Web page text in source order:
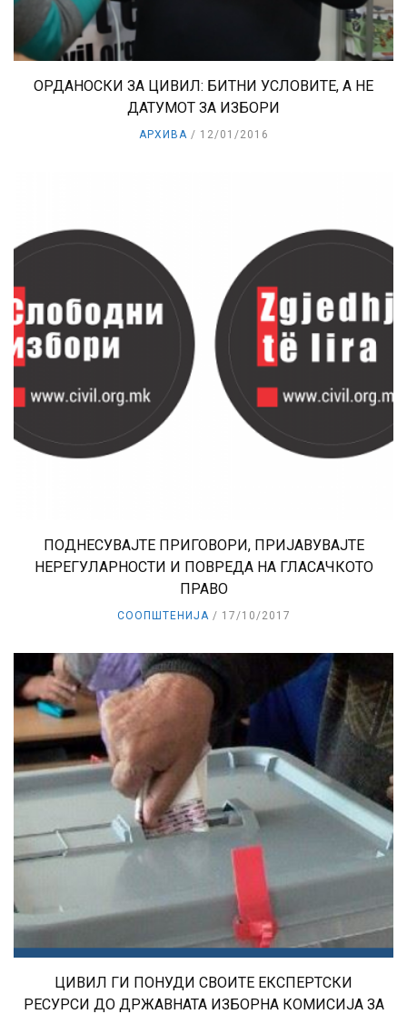
ОРДАНОСКИ ЗА ЦИВИЛ: БИТНИ УСЛОВИТЕ, А НЕ
ДАТУМОТ ЗА ИЗБОРИ
АРХИВА 12/01/2016
ПОДНЕСУВАЈТЕ ПРИГОВОРИ, ПРИЈАВУВАЈТЕ
НЕРЕГУЛАРНОСТИ И ПОВРЕДА НА ГЛАСАЧКОТО
ПРАВО
СООПШТЕНИЈА 17/10/2017
ЦИВИЛ ГИ ПОНУДИ СВОИТЕ ЕКСПЕРТСКИ
РЕСУРСИ ДО ДРЖАВНАТА ИЗБОРНА КОМИСИЈА ЗА